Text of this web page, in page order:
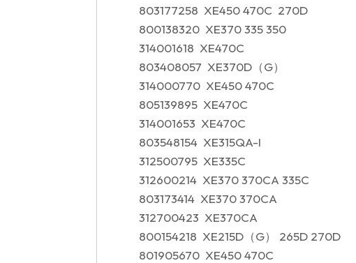
803177258 XE450 470C 270D
800138320 XE370 335 350
314001618 XE470C
803408057 XE370D（G）
314000770 XE450 470C
805139895 XE470C
314001653 XE470C
803548154 XE315QA-I
312500795 XE335C
312600214 XE370 370CA 335C
803173414 XE370 370CA
312700423 XE370CA
800154218 XE215D（G） 265D 270D
801905670 XE450 470C